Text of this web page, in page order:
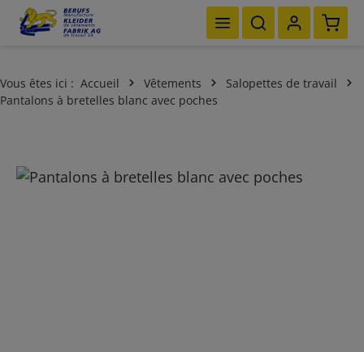
Passer au contenu principal Le
Vous êtes ici : Accueil Vêtements
Salopettes de travail
Pantalons à bretelles blanc avec poches
Ignorer la galerie d'images